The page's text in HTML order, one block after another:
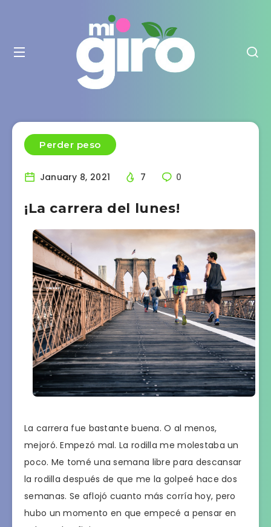
Perder peso
January 8, 2021 7 0
¡La carrera del lunes!
La carrera fue bastante buena. O al menos,
mejoró. Empezó mal. La rodilla me molestaba un
poco. Me tomé una semana libre para descansar
la rodilla después de que me la golpeé hace dos
semanas. Se aflojó cuanto más corría hoy, pero
hubo un momento en que empecé a pensar en